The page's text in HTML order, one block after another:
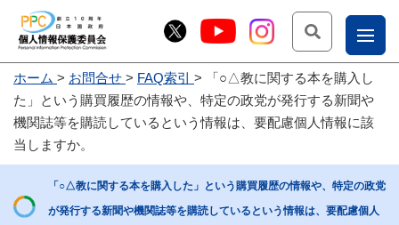
お
せ
こー
じょ
ホーム お問合せ FAQ索引
「○△教に関する本を購入し
た」という購買履歴の情報や、特定の政党が発行する新聞や
機関誌等を購読しているという情報は、要配慮個人情報に該
当しますか。
「○△教に関する本を購入した」という購買履歴の情報や、特定の政党
が発行する新聞や機関誌等を購読しているという情報は、要配慮個人